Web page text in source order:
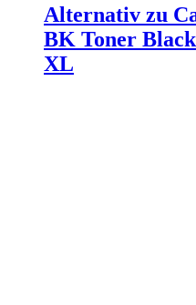
Alternativ zu
BK Toner
XL